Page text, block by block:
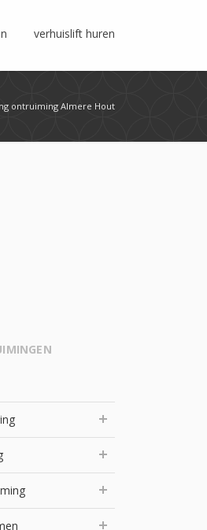
verhuislift huren
ontruiming Almere Hout